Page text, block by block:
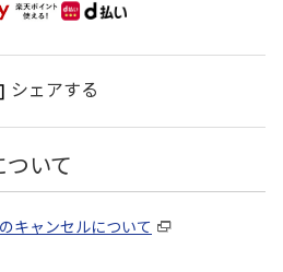
シェアする
いて
キャンセルについて